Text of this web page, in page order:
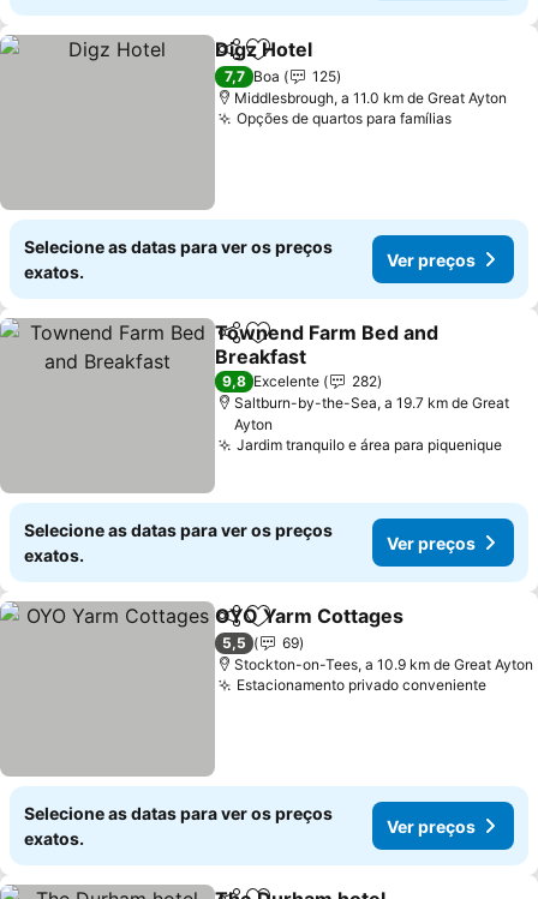
PartilharAdicionar aos favoritos
Digz Hotel
7,7 Boa
125
Middlesbrough, a 11.0 km de Great Ayton
Opções de quartos para famílias
Selecione as datas para ver os preços
exatos.
Ver preços
PartilharAdicionar aos favoritos
Townend Farm Bed and
Breakfast
9,8 Excelente
282
Saltburn-by-the-Sea, a 19.7 km de Great
Ayton
Jardim tranquilo e área para piquenique
Selecione as datas para ver os preços
exatos.
Ver preços
PartilharAdicionar aos favoritos
OYO Yarm Cottages
5,5
69
Stockton-on-Tees, a 10.9 km de Great Ayton
Estacionamento privado conveniente
Selecione as datas para ver os preços
exatos.
Ver preços